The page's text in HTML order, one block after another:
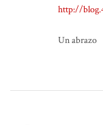
http://
Un abrazo